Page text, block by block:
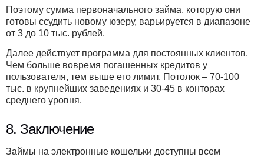
Поэтому сумма первоначального займа, которую они
готовы ссудить новому юзеру, варьируется в диапазоне
от 3 до 10 тыс. рублей.
Далее действует программа для постоянных клиентов.
Чем больше вовремя погашенных кредитов у
пользователя, тем выше его лимит. Потолок – 70-100
тыс. в крупнейших заведениях и 30-45 в конторах
среднего уровня.
8. Заключение
Займы на электронные кошельки доступны всем